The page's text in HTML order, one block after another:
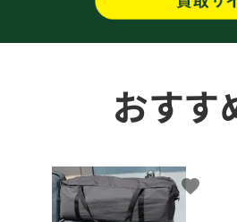
おすす
favorite